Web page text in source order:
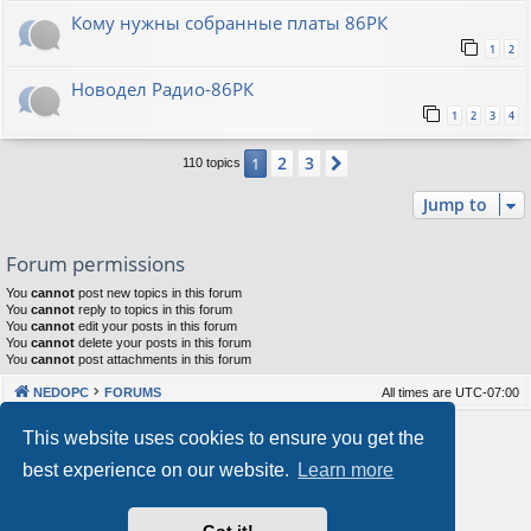
This website uses cookies to ensure you get the
best experience on our website.
Learn more
Кому нужны собранные платы 86РК
1 2
Новодел Радио-86РК
1 2 3 4
110 topics 1 2 3
Jump to
Forum permissions
You cannot post new topics in this forum
You cannot reply to topics in this forum
You cannot edit your posts in this forum
You cannot delete your posts in this forum
You cannot post attachments in this forum
NEDOPC FORUMS All times are UTC-07:00
Powered by phpBB® Forum Software © phpBB Limited
Our VPS Hosting By RimuHosting